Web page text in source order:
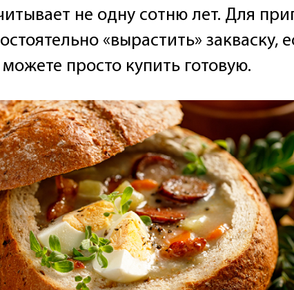
не одну сотню лет. Для
«вырастить» закваску,
просто купить готовую.